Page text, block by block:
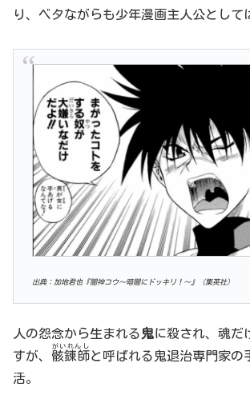
り、ベタながらも少年漫画主人公として
出典：加地君也『闇神コウ〜暗闇にドッキリ！〜』（集英社）
人の怨念から生まれる 鬼に殺され、魂だ
すが、 骸錬師
がいれんし
と呼ばれる鬼退治専門家の
活。